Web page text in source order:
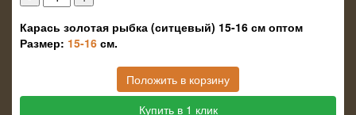
Карась золотая рыбка (ситцевый) 15-16 см оптом
Размер: 15-16 см.
Положить в корзину
Купить в 1 клик